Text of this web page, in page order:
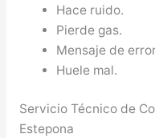
Hace ruido.
Pierde gas.
Mensaje de
Huele mal.
Servicio Técnico de
Estepona